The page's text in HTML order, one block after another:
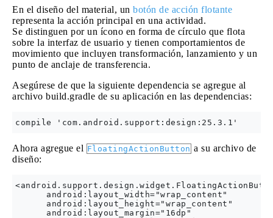
En el diseño del material, un botón de acción flotante
representa la acción principal en una actividad.
Se distinguen por un ícono en forma de círculo que flota
sobre la interfaz de usuario y tienen comportamientos de
movimiento que incluyen transformación, lanzamiento y un
punto de anclaje de transferencia.
Asegúrese de que la siguiente dependencia se agregue al
archivo build.gradle de su aplicación en las dependencias:
Ahora agregue el FloatingActionButton a su archivo de
diseño:
      android:layout_width="wrap_content"
      android:layout_height="wrap_content"
      android:layout_margin="16dp"